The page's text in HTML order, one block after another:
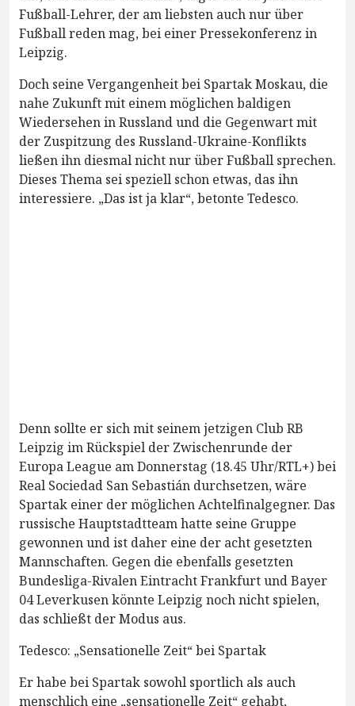
Fußball-Lehrer, der am liebsten auch nur über
Fußball reden mag, bei einer Pressekonferenz in
Leipzig.
Doch seine Vergangenheit bei Spartak Moskau, die
nahe Zukunft mit einem möglichen baldigen
Wiedersehen in Russland und die Gegenwart mit
der Zuspitzung des Russland-Ukraine-Konflikts
ließen ihn diesmal nicht nur über Fußball sprechen.
Dieses Thema sei speziell schon etwas, das ihn
interessiere. „Das ist ja klar“, betonte Tedesco.
Denn sollte er sich mit seinem jetzigen Club RB
Leipzig im Rückspiel der Zwischenrunde der
Europa League am Donnerstag (18.45 Uhr/RTL+) bei
Real Sociedad San Sebastián durchsetzen, wäre
Spartak einer der möglichen Achtelfinalgegner. Das
russische Hauptstadtteam hatte seine Gruppe
gewonnen und ist daher eine der acht gesetzten
Mannschaften. Gegen die ebenfalls gesetzten
Bundesliga-Rivalen Eintracht Frankfurt und Bayer
04 Leverkusen könnte Leipzig noch nicht spielen,
das schließt der Modus aus.
Tedesco: „Sensationelle Zeit“ bei Spartak
Er habe bei Spartak sowohl sportlich als auch
menschlich eine „sensationelle Zeit“ gehabt,